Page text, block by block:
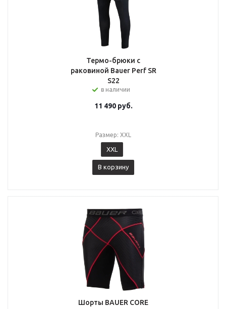
Термо-брюки с
раковиной Bauer Perf SR
S22
в наличии
11 490руб.
Размер: XXL
XXL
В корзину
Шорты BAUER CORE